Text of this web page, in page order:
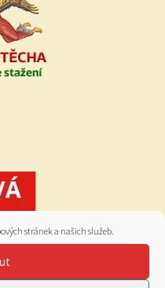
stránek a našich služeb.